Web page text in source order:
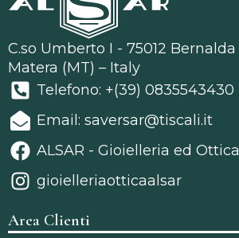
C.so Umberto I - 75012 Bernalda
Matera (MT) – Italy
Telefono: +(39) 0835543430
Email: saversar@tiscali.it
ALSAR - Gioielleria ed Ottica
gioielleriaotticaalsar
Area Clienti